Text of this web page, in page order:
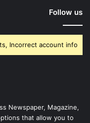
Follow us
Incorrect account info.
Newspaper, Magazine,
that allow you to